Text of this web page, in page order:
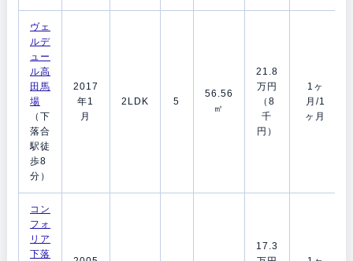
ヴェ
ルデ
ュー
ル高
田馬
場
（下
落合
駅徒
歩8
分）
2017
年1
月
2LDK 5
56.56
㎡
21.8
万円
（8
千
円）
1ヶ
月/1
ヶ月
コン
フォ
リア
下落
17.3